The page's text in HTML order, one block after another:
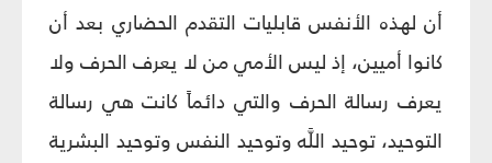
أن لهذه الأنفس قابليات التقدم الحضاري بعد أن
كانوا أميين، إذ ليس الأمي من لا يعرف الحرف ولا
يعرف رسالة الحرف والتي دائماً كانت هي رسالة
التوحيد، توحيد اللَّه وتوحيد النفس وتوحيد البشرية